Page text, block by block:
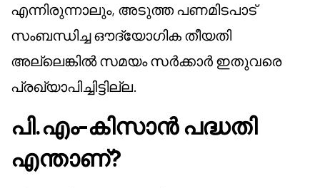
എന്നിരുന്നാലും, അടുത്ത പണമിടപാട്
സംബന്ധിച്ച ഔദ്യോഗിക തീയതി
അല്ലെങ്കിൽ സമയം സർക്കാർ ഇതുവരെ
പ്രഖ്യാപിച്ചിട്ടില്ല.
പി.എം-കിസാൻ പദ്ധതി
എന്താണ്?